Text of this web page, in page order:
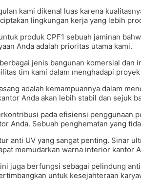
kami dikenal luas karena
lingkungan kerja yang lebih
produk CPF1 sebuah jaminan
Anda adalah prioritas utama kami.
jenis bangunan komersial
tim kami dalam menghadapi
adalah kemampuannya dalam
Anda akan lebih stabil dan sejuk
pada efisiensi penggunaan
Anda. Sebuah penghematan yang
anti UV yang sangat penting. Sinar
memudarkan warna interior kantor
juga berfungsi sebagai pelindung
untuk kesejahteraan